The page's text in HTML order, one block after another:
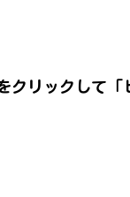
クリックして「